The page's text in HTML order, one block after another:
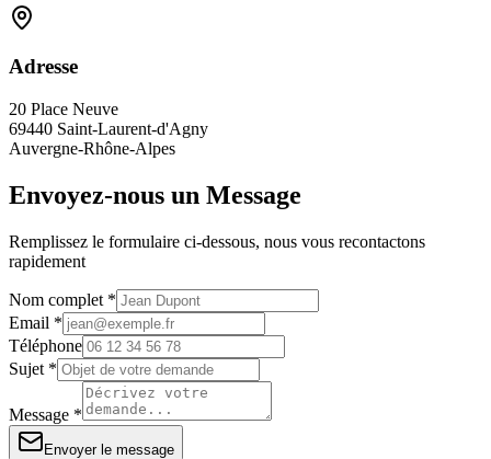
Adresse
20 Place Neuve
69440 Saint-Laurent-d'Agny
Auvergne-Rhône-Alpes
Envoyez-nous un Message
Remplissez le formulaire ci-dessous, nous vous recontactons
rapidement
Nom complet *
Email *
Téléphone
Sujet *
Message *
Envoyer le message